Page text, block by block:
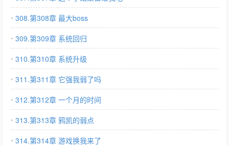
308.第308章 最大boss
309.第309章 系统回归
310.第310章 系统升级
311.第311章 它强我弱了吗
312.第312章 一个月的时间
313.第313章 鸦凯的弱点
314.第314章 游戏换我来了